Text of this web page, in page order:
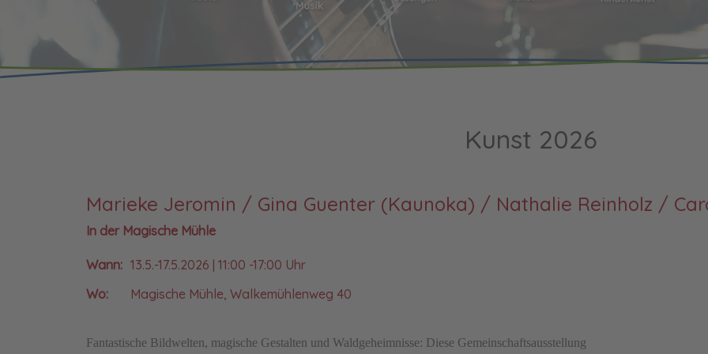
Kunst 2026
Marieke Jeromin / Gina Guenter (Kaunoka) / Nathalie Reinholz /
In der Magische Mühle
Wann: 13.5.-17.5.2026 | 11:00 -17:00 Uhr
Wo:
Magische Mühle, Walkemühlenweg 40
Fantastische Bildwelten, magische Gestalten und Waldgeheimnisse: Diese Gemeinschaftsausstellung